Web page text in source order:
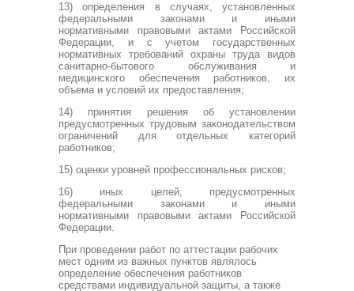
13) определения в случаях, установленных
федеральными законами и иными
нормативными правовыми актами Российской
Федерации, и с учетом государственных
нормативных требований охраны труда видов
санитарно-бытового обслуживания и
медицинского обеспечения работников, их
объема и условий их предоставления;
14) принятия решения об установлении
предусмотренных трудовым законодательством
ограничений для отдельных категорий
работников;
15) оценки уровней профессиональных рисков;
16) иных целей, предусмотренных
федеральными законами и иными
нормативными правовыми актами Российской
Федерации.
При проведении работ по аттестации рабочих
мест одним из важных пунктов являлось
определение обеспечения работников
средствами индивидуальной защиты, а также